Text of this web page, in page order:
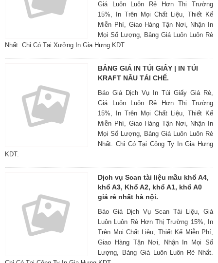
Giá Luôn Luôn Rẻ Hơn Thị Trường
15%, In Trên Mọi Chất Liệu, Thiết Kế
Miễn Phí, Giao Hàng Tận Nơi, Nhận In
Mọi Số Lượng, Bảng Giá Luôn Luôn Rẻ
Nhất. Chỉ Có Tại Xưởng In Gia Hưng KDT.
BẢNG GIÁ IN TÚI GIẤY | IN TÚI
KRAFT NÂU TÁI CHẾ.
Báo Giá Dịch Vụ In Túi Giấy Giá Rẻ,
Giá Luôn Luôn Rẻ Hơn Thị Trường
15%, In Trên Mọi Chất Liệu, Thiết Kế
Miễn Phí, Giao Hàng Tận Nơi, Nhận In
Mọi Số Lượng, Bảng Giá Luôn Luôn Rẻ
Nhất. Chỉ Có Tại Công Ty In Gia Hưng
KDT.
Dịch vụ Scan tài liệu mầu khổ A4,
khổ A3, Khổ A2, khổ A1, khổ A0
giá rẻ nhất hà nội.
Báo Giá Dịch Vụ Scan Tài Liệu, Giá
Luôn Luôn Rẻ Hơn Thị Trường 15%, In
Trên Mọi Chất Liệu, Thiết Kế Miễn Phí,
Giao Hàng Tận Nơi, Nhận In Mọi Số
Lượng, Bảng Giá Luôn Luôn Rẻ Nhất.